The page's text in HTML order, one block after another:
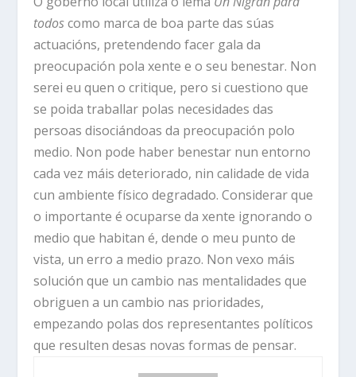
todoscomo marca de boa parte das súas
actuacións, pretendendo facer gala da
preocupación pola xente e o seu benestar. Non
serei eu quen o critique, pero si cuestiono que
se poida traballar polas necesidades das
persoas disociándoas da preocupación polo
medio. Non pode haber benestar nun entorno
cada vez máis deteriorado, nin calidade de vida
cun ambiente físico degradado. Considerar que
o importante é ocuparse da xente ignorando o
medio que habitan é, dende o meu punto de
vista, un erro a medio prazo. Non vexo máis
solución que un cambio nas mentalidades que
obriguen a un cambio nas prioridades,
empezando polas dos representantes políticos
que resulten desas novas formas de pensar.